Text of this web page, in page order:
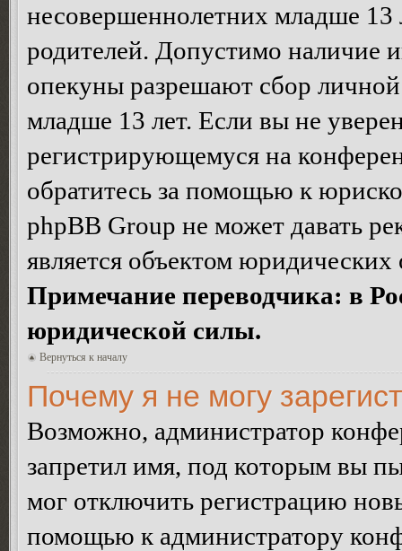
несовершеннолетних младше 13
родителей. Допустимо наличие
опекуны разрешают сбор
младше 13 лет. Если вы не
регистрирующемуся на
обратитесь за помощью к
phpBB Group не может давать
является объектом
Примечание переводчика: в
юридической силы.
Вернуться к началу
Почему я не могу
Возможно, администратор
запретил имя, под которым вы
мог отключить регистрацию
помощью к администратору